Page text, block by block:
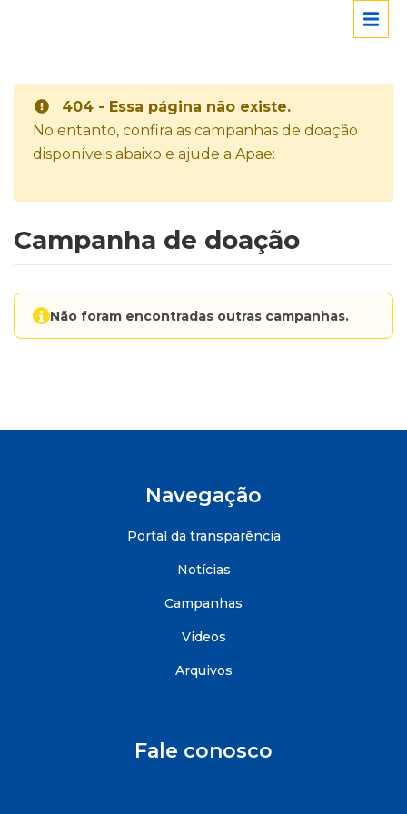
404 - Essa página não existe.
No entanto, confira as campanhas de doação
disponíveis abaixo e ajude a Apae:
Campanha de doação
Não foram encontradas outras campanhas.
Navegação
Portal da transparência
Notícias
Campanhas
Videos
Arquivos
Fale conosco